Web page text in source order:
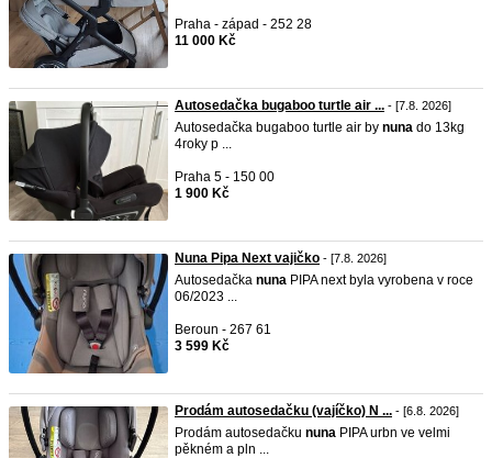
Praha - západ - 252 28
11 000 Kč
Autosedačka bugaboo turtle air ... - [7.8. 2026]
Autosedačka bugaboo turtle air by nuna do 13kg
4roky p ...
Praha 5 - 150 00
1 900 Kč
Nuna Pipa Next vajičko - [7.8. 2026]
Autosedačka nuna PIPA next byla vyrobena v roce
06/2023 ...
Beroun - 267 61
3 599 Kč
Prodám autosedačku (vajíčko) N ... - [6.8. 2026]
Prodám autosedačku nuna PIPA urbn ve velmi
pěkném a pln ...